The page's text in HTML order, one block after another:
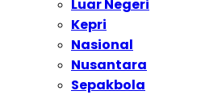
Luar Negeri
Kepri
Nasional
Nusantara
Sepakbola